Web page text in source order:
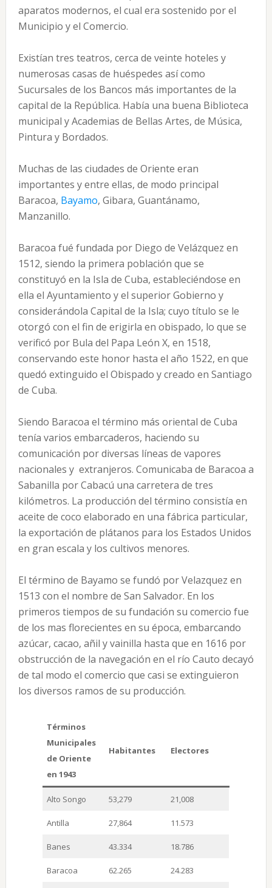
aparatos modernos, el cual era sostenido por el
Municipio y el Comercio.
Existían tres teatros, cerca de veinte hoteles y
numerosas casas de huéspedes así como
Sucursales de los Bancos más importantes de la
capital de la República. Había una buena Biblioteca
municipal y Academias de Bellas Artes, de Música,
Pintura y Bordados.
Muchas de las ciudades de Oriente eran
importantes y entre ellas, de modo principal
Baracoa, Bayamo, Gibara, Guantánamo,
Manzanillo.
Baracoa fué fundada por Diego de Velázquez en
1512, siendo la primera población que se
constituyó en la Isla de Cuba, estableciéndose en
ella el Ayuntamiento y el superior Gobierno y
considerándola Capital de la Isla; cuyo título se le
otorgó con el fin de erigirla en obispado, lo que se
verificó por Bula del Papa León X, en 1518,
conservando este honor hasta el año 1522, en que
quedó extinguido el Obispado y creado en Santiago
de Cuba.
Siendo Baracoa el término más oriental de Cuba
tenía varios embarcaderos, haciendo su
comunicación por diversas líneas de vapores
nacionales y extranjeros. Comunicaba de Baracoa a
Sabanilla por Cabacú una carretera de tres
kilómetros. La producción del término consistía en
aceite de coco elaborado en una fábrica particular,
la exportación de plátanos para los Estados Unidos
en gran escala y los cultivos menores.
El término de Bayamo se fundó por Velazquez en
1513 con el nombre de San Salvador. En los
primeros tiempos de su fundación su comercio fue
de los mas florecientes en su época, embarcando
azúcar, cacao, añil y vainilla hasta que en 1616 por
obstrucción de la navegación en el río Cauto decayó
de tal modo el comercio que casi se extinguieron
los diversos ramos de su producción.
Términos
Municipales
de Oriente
en 1943
Habitantes Electores
Alto Songo 53,279 21,008
Antilla 27,864 11.573
Banes 43.334 18.786
Baracoa 62.265 24.283